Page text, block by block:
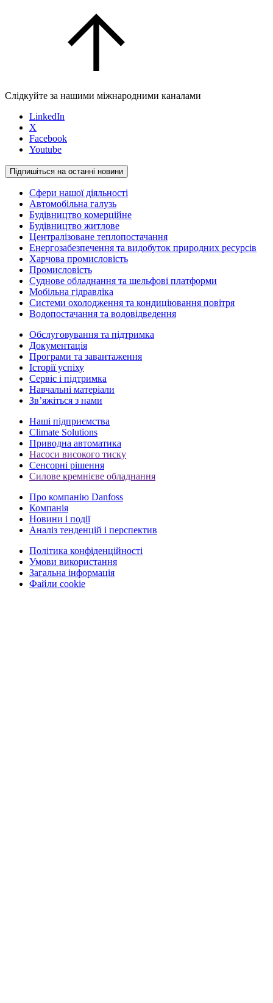
Слідкуйте за нашими міжнародними каналами
LinkedIn
X
Facebook
Youtube
Підпишіться на останні новини
Сфери нашої діяльності
Автомобільна галузь
Будівництво комерційне
Будівництво житлове
Централізоване теплопостачання
Енергозабезпечення та видобуток природних ресурсів
Харчова промисловість
Промисловість
Суднове обладнання та шельфові платформи
Мобільна гідравліка
Системи охолодження та кондиціювання повітря
Водопостачання та водовідведення
Обслуговування та підтримка
Документація
Програми та завантаження
Історії успіху
Сервіс і підтримка
Навчальні матеріали
Зв’яжіться з нами
Наші підприємства
Climate Solutions
Приводна автоматика
Насоси високого тиску
Сенсорні рішення
Силове кремнієве обладнання
Про компанію Danfoss
Компанія
Новини і події
Аналіз тенденцій і перспектив
Політика конфіденційності
Умови використання
Загальна інформація
Файли cookie